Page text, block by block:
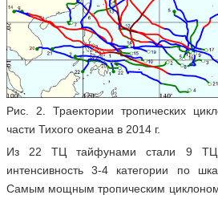
Рис. 2. Траектории тропических
части Тихого океана в 2014 г.
Из 22 ТЦ тайфунами стали 9
интенсивность 3-4 категории по
Самым мощным тропическим циклоном